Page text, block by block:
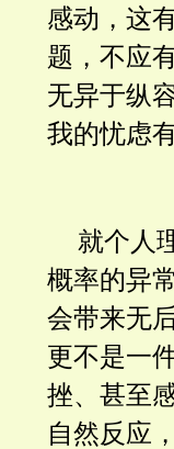
感动，这
题，不应
无异于纵
我的忧虑
就个人
概率的异
会带来无
更不是一
挫、甚至
自然反应